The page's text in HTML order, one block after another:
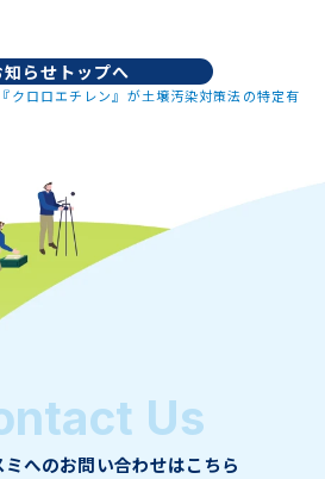
知らせトップへ
『クロロエチレン』が土壌汚染対策法の特定有
Us
ミへのお問い合わせはこちら